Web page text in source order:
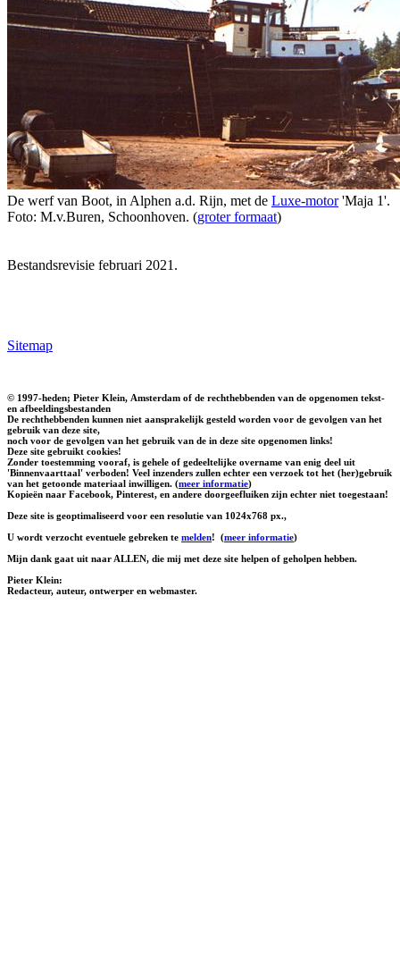
De werf van Boot, in Alphen a.d. Rijn, met de Luxe-motor'Maja 1'.
Foto: M.v.Buren, Schoonhoven. (groter formaat)
Bestandsrevisie februari 2021.
Sitemap
© 1997-heden; Pieter Klein, Amsterdam of de rechthebbenden van de opgenomen tekst-
en afbeeldingsbestanden
De rechthebbenden kunnen niet aansprakelijk gesteld worden voor de gevolgen van het
gebruik van deze site,
noch voor de gevolgen van het gebruik van de in deze site opgenomen links!
Deze site gebruikt cookies!
Zonder toestemming vooraf, is gehele of gedeeltelijke overname van enig deel uit
'Binnenvaarttaal' verboden! Veel inzenders zullen echter een verzoek tot het (her)gebruik
van het getoonde materiaal inwilligen. (meer informatie)
Kopieën naar Facebook, Pinterest, en andere doorgeefluiken zijn echter niet toegestaan!
Deze site is geoptimaliseerd voor een resolutie van 1024x768 px.,
U wordt verzocht eventuele gebreken te melden! (meer informatie)
Mijn dank gaat uit naar ALLEN, die mij met deze site helpen of geholpen hebben.
Pieter Klein:
Redacteur, auteur, ontwerper en webmaster.